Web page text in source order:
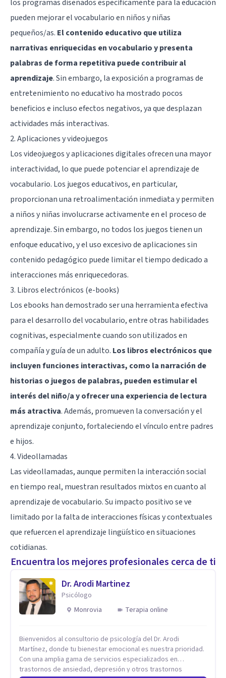
los programas diseñados específicamente para la educación
pueden mejorar el vocabulario en niños y niñas
pequeños/as. El contenido educativo que utiliza
narrativas enriquecidas en vocabulario y presenta
palabras de forma repetitiva puede contribuir al
aprendizaje. Sin embargo, la exposición a programas de
entretenimiento no educativo ha mostrado pocos
beneficios e incluso efectos negativos, ya que desplazan
actividades más interactivas.
2. Aplicaciones y videojuegos
Los videojuegos y aplicaciones digitales ofrecen una mayor
interactividad, lo que puede potenciar el aprendizaje de
vocabulario. Los juegos educativos, en particular,
proporcionan una retroalimentación inmediata y permiten
a niños y niñas involucrarse activamente en el proceso de
aprendizaje. Sin embargo, no todos los juegos tienen un
enfoque educativo, y el uso excesivo de aplicaciones sin
contenido pedagógico puede limitar el tiempo dedicado a
interacciones más enriquecedoras.
3. Libros electrónicos (e-books)
Los ebooks han demostrado ser una herramienta efectiva
para el desarrollo del vocabulario, entre otras habilidades
cognitivas, especialmente cuando son utilizados en
compañía y guía de un adulto. Los libros electrónicos que
incluyen funciones interactivas, como la narración de
historias o juegos de palabras, pueden estimular el
interés del niño/a y ofrecer una experiencia de lectura
más atractiva. Además, promueven la conversación y el
aprendizaje conjunto, fortaleciendo el vínculo entre padres
e hijos.
4. Videollamadas
Las videollamadas, aunque permiten la interacción social
en tiempo real, muestran resultados mixtos en cuanto al
aprendizaje de vocabulario. Su impacto positivo se ve
limitado por la falta de interacciones físicas y contextuales
que refuercen el aprendizaje lingüístico en situaciones
cotidianas.
Encuentra los mejores profesionales cerca de ti
Dr. Arodi Martinez
Psicólogo
Monrovia
Terapia online
Bienvenidos al consultorio de psicología del Dr. Arodi
Martínez, donde tu bienestar emocional es nuestra prioridad.
Con una amplia gama de servicios especializados en
trastornos de ansiedad, depresión y otros trastornos